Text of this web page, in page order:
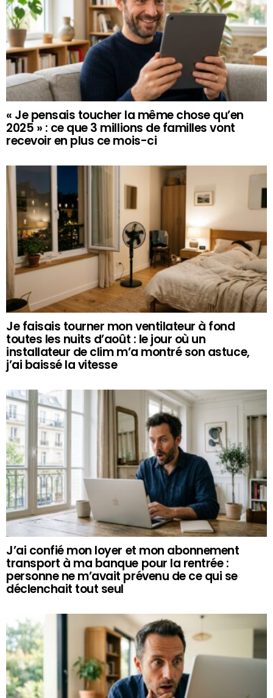
« Je pensais toucher la même chose qu’en
2025 » : ce que 3 millions de familles vont
recevoir en plus ce mois-ci
Je faisais tourner mon ventilateur à fond
toutes les nuits d’août : le jour où un
installateur de clim m’a montré son astuce,
j’ai baissé la vitesse
J’ai confié mon loyer et mon abonnement
transport à ma banque pour la rentrée :
personne ne m’avait prévenu de ce qui se
déclenchait tout seul